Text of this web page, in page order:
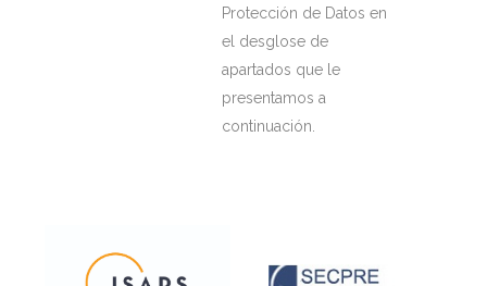
Protección de Datos en
el desglose de
apartados que le
presentamos a
continuación.